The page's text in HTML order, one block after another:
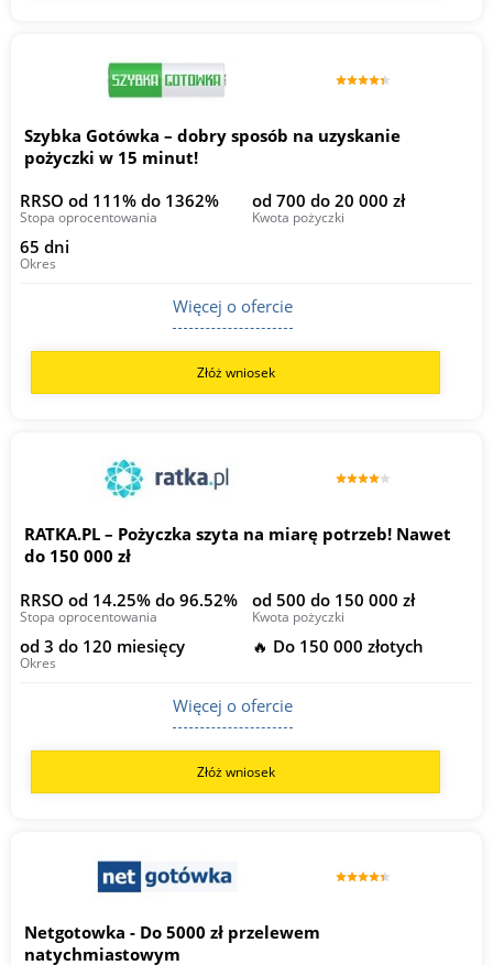
Szybka Gotówka – dobry sposób na uzyskanie
pożyczki w 15 minut!
RRSO od 111% do 1362%
Stopa oprocentowania
od 700 do 20 000 zł
Kwota pożyczki
65 dni
Okres
Więcej o ofercie
Złóż wniosek
RATKA.PL – Pożyczka szyta na miarę potrzeb! Nawet
do 150 000 zł
RRSO od 14.25% do 96.52%
Stopa oprocentowania
od 500 do 150 000 zł
Kwota pożyczki
od 3 do 120 miesięcy
Okres
🔥 Do 150 000 złotych
Więcej o ofercie
Złóż wniosek
Netgotowka - Do 5000 zł przelewem
natychmiastowym